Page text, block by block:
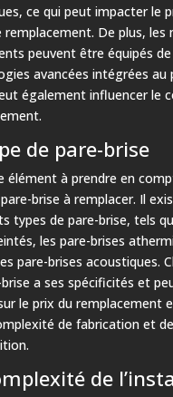
ce qui peut impacter le
remplacement. De plus, les
peuvent être équipés de
avancées intégrées au
également influencer le
de pare-brise
élément à prendre en
brise à remplacer. Il
types de pare-brise, tels
les pare-brises
pare-brises acoustiques.
a ses spécificités et
le prix du remplacement
de fabrication et
de